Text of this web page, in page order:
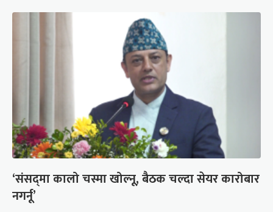
‘संसद्‍मा कालो चस्मा खोल्नू, बैठक चल्दा सेयर कारोबार
नगर्नू’